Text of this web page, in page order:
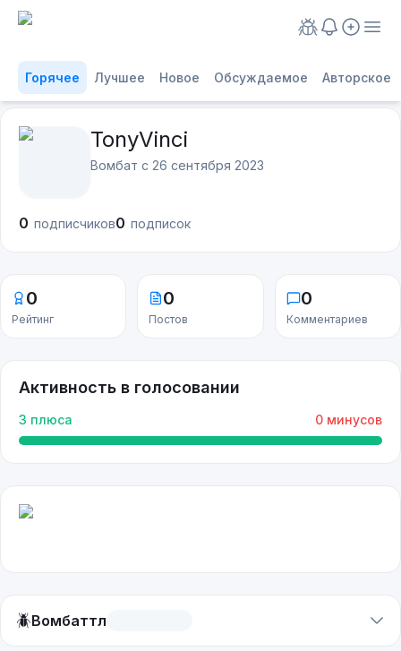
Горячее Лучшее Новое Обсуждаемое Авторское
TonyVinci
Вомбат с 26 сентября 2023
0 подписчиков0 подписок
0
Рейтинг
0
Постов
0
Комментариев
Активность в голосовании
3 плюса 0 минусов
🪲Вомбаттл